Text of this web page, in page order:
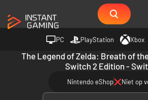
PC PlayStation Xbox
The Legend of Zelda: Breath of
Switch 2 Edition -
Nintendo eShop Niet op